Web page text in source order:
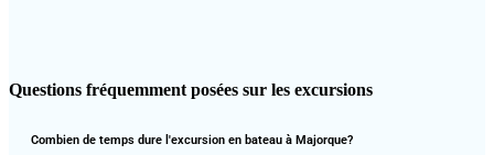
Questions fréquemment posées sur les excursions
Combien de temps dure l'excursion en bateau à Majorque?